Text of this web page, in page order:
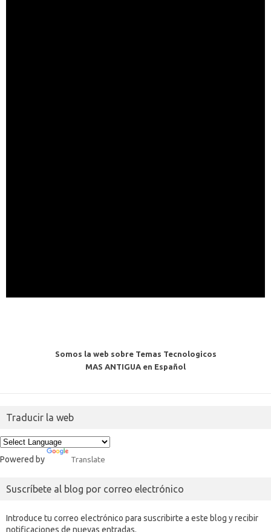
Somos la web sobre Temas Tecnologicos
MAS ANTIGUA en Español
Traducir la web
Powered by Translate
Suscríbete al blog por correo electrónico
Introduce tu correo electrónico para suscribirte a este blog y recibir
notificaciones de nuevas entradas.